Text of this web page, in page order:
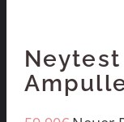
Neytest